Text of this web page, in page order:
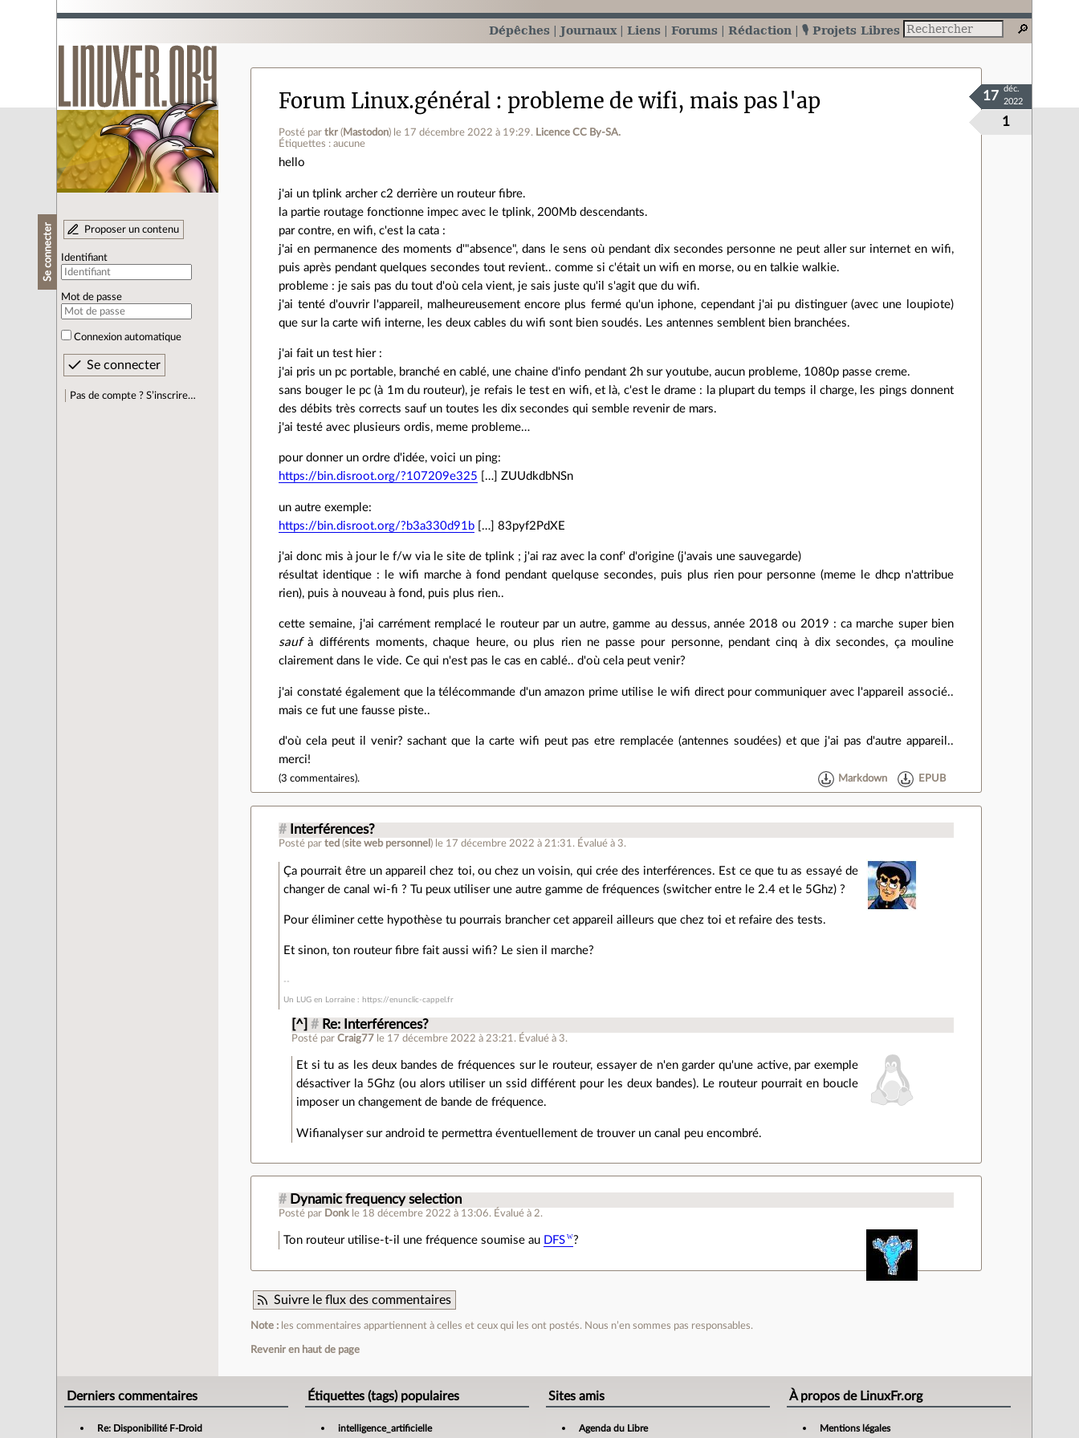
Dépêches Journaux Liens Forums Rédaction 🎙️ Projets Libres
Se connecter Proposer un contenu
Identifiant
Mot de passe
Connexion automatique
Pas de compte ? S’inscrire…
Forum Linux.général probleme de wifi, mais pas l'ap
Posté partkr ( Mastodon) le 17 décembre 2022 à 19:29. Licence CC By‑SA.
Étiquettes : aucune
1
17
déc.
2022
hello
j'ai un tplink archer c2 derrière un routeur fibre.
la partie routage fonctionne impec avec le tplink, 200Mb descendants.
par contre, en wifi, c'est la cata :
j'ai en permanence des moments d'"absence", dans le sens où pendant dix secondes personne ne peut aller sur internet en wifi,
puis après pendant quelques secondes tout revient.. comme si c'était un wifi en morse, ou en talkie walkie.
probleme : je sais pas du tout d'où cela vient, je sais juste qu'il s'agit que du wifi.
j'ai tenté d'ouvrir l'appareil, malheureusement encore plus fermé qu'un iphone, cependant j'ai pu distinguer (avec une loupiote)
que sur la carte wifi interne, les deux cables du wifi sont bien soudés. Les antennes semblent bien branchées.
j'ai fait un test hier :
j'ai pris un pc portable, branché en cablé, une chaine d'info pendant 2h sur youtube, aucun probleme, 1080p passe creme.
sans bouger le pc (à 1m du routeur), je refais le test en wifi, et là, c'est le drame : la plupart du temps il charge, les pings donnent
des débits très corrects sauf un toutes les dix secondes qui semble revenir de mars.
j'ai testé avec plusieurs ordis, meme probleme…
pour donner un ordre d'idée, voici un ping:
https://bin.disroot.org/?107209e325 […] ZUUdkdbNSn
un autre exemple:
https://bin.disroot.org/?b3a330d91b […] 83pyf2PdXE
j'ai donc mis à jour le f/w via le site de tplink ; j'ai raz avec la conf' d'origine (j'avais une sauvegarde)
résultat identique : le wifi marche à fond pendant quelquse secondes, puis plus rien pour personne (meme le dhcp n'attribue
rien), puis à nouveau à fond, puis plus rien..
cette semaine, j'ai carrément remplacé le routeur par un autre, gamme au dessus, année 2018 ou 2019 : ca marche super bien
saufà différents moments, chaque heure, ou plus rien ne passe pour personne, pendant cinq à dix secondes, ça mouline
clairement dans le vide. Ce qui n'est pas le cas en cablé.. d'où cela peut venir?
j'ai constaté également que la télécommande d'un amazon prime utilise le wifi direct pour communiquer avec l'appareil associé..
mais ce fut une fausse piste..
d'où cela peut il venir? sachant que la carte wifi peut pas etre remplacée (antennes soudées) et que j'ai pas d'autre appareil..
merci!
(3 commentaires). Markdown EPUB
# Interférences?
Posté parted (site web personnel ) le 17 décembre 2022 à 21:31 . Évalué à 3.
Ça pourrait être un appareil chez toi, ou chez un voisin, qui crée des interférences. Est ce que tu as essayé de
changer de canal wi-fi ? Tu peux utiliser une autre gamme de fréquences (switcher entre le 2.4 et le 5Ghz) ?
Pour éliminer cette hypothèse tu pourrais brancher cet appareil ailleurs que chez toi et refaire des tests.
Et sinon, ton routeur fibre fait aussi wifi? Le sien il marche?
Un LUG en Lorraine : https://enunclic-cappel.fr
[^] # Re: Interférences?
Posté parCraig77 le 17 décembre 2022 à 23:21 . Évalué à 3.
Et si tu as les deux bandes de fréquences sur le routeur, essayer de n'en garder qu'une active, par exemple
désactiver la 5Ghz (ou alors utiliser un ssid différent pour les deux bandes). Le routeur pourrait en boucle
imposer un changement de bande de fréquence.
Wifianalyser sur android te permettra éventuellement de trouver un canal peu encombré.
# Dynamic frequency selection
Posté par Donk le 18 décembre 2022 à 13:06. Évalué à 2.
Ton routeur utilise-t-il une fréquence soumise au DFS ?
Suivre le flux des commentaires
Note : les commentaires appartiennent à celles et ceux qui les ont postés. Nous n’en sommes pas responsables.
Revenir en haut de page
Derniers commentaires
Re: Disponibilité F-Droid
Étiquettes (tags) populaires
intelligence_artificielle
Sites amis
Agenda du Libre
À propos de LinuxFr.org
Mentions légales